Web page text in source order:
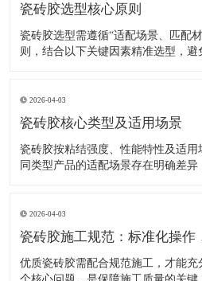
瓷砖胶选型核心原则
瓷砖胶选型需遵循“适配场景、匹配
则，结合以下关键因素精准选型，
殊材质，优先选用柔性瓷砖胶；小规
型产品
2026-04-03
瓷砖胶核心类型及适用场景
瓷砖胶按粘结强度、性能特性及适
同类型产品的适配场景存在明确差
寸及装修环境综合判断，具体分类
用于小规格普通瓷砖（边长≤600mm
2026-04-03
瓷砖胶施工规范：标准化操作
优质瓷砖胶需配合规范施工，才能